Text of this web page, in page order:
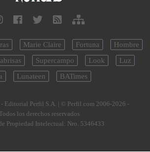
Marie Claire Fortuna
Hombre
Supercampo Look
Luz
Lunateen BATimes
Editorial Perfil S.A. | © Perfil.com 2006-2026 -
los derechos reservados
Propiedad Intelectual: Nro. 5346433